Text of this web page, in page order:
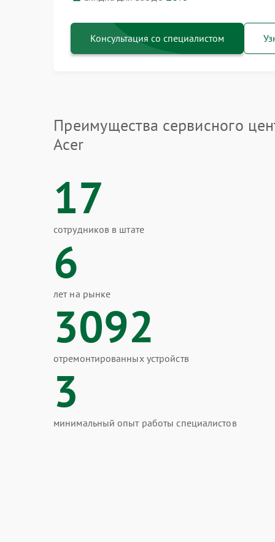
Консультация со специалистом
Преимущества сервисного
Acer
17
сотрудников в штате
6
лет на рынке
3092
отремонтированных устройств
3
минимальный опыт работы специалистов